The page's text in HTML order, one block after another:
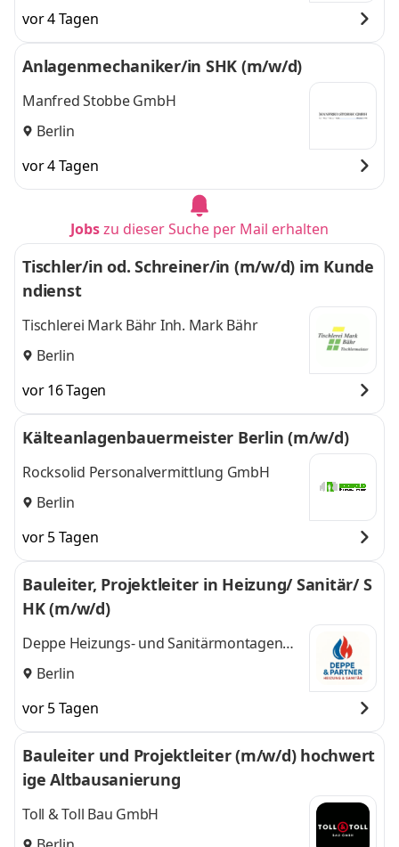
vor 4 Tagen
Anlagenmechaniker/in SHK (m/w/d)
Manfred Stobbe GmbH
Berlin
vor 4 Tagen
Jobszu dieser Suche per Mail erhalten
Tischler/in od. Schreiner/in (m/w/d) im Kunde
ndienst
Tischlerei Mark Bähr Inh. Mark Bähr
Berlin
vor 16 Tagen
Kälteanlagenbauermeister Berlin (m/w/d)
Rocksolid Personalvermittlung GmbH
Berlin
vor 5 Tagen
Bauleiter, Projektleiter in Heizung/ Sanitär/ S
HK (m/w/d)
Deppe Heizungs- und Sanitärmontagen
GmbH
Berlin
vor 5 Tagen
Bauleiter und Projektleiter (m/w/d) hochwert
ige Altbausanierung
Toll & Toll Bau GmbH